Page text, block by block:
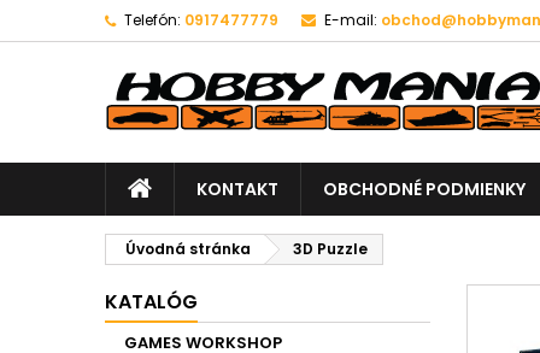
Telefón: 0917477779 E-mail:
KONTAKT OBCHODNÉ PODMIENKY
Úvodná stránka 3D Puzzle
KATALÓG
GAMES WORKSHOP